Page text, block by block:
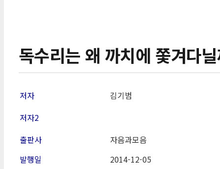
독수리는 왜 까치에 쫓겨다
저자
김기범
저자2
출판사
자음과모음
발행일
2014-12-05